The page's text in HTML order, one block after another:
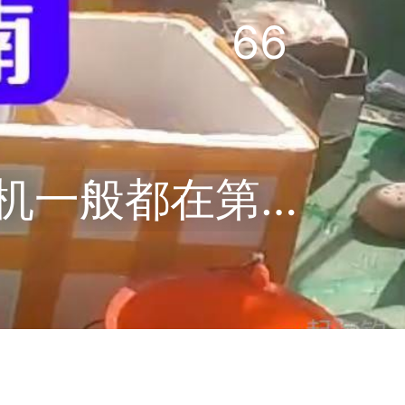
66
近海生产队 2天海南近海搞生产，转机一般都在第2天